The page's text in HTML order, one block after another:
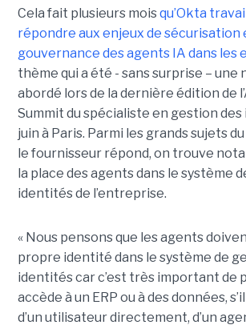
Cela fait plusieurs moisqu’Okta
répondre aux enjeux de sécurisation
gouvernance des agents IA dans les
thème qui a été - sans surprise – une
abordé lors de la dernière édition de
Summit du spécialiste en gestion
juin à Paris. Parmi les grands sujets
le fournisseur répond, on trouve
la place des agents dans le système
identités de l’entreprise.
« Nous pensons que les agents
propre identité dans le système de
identités car c’est très important de
accède à un ERP ou à des données,
d’un utilisateur directement, d’un